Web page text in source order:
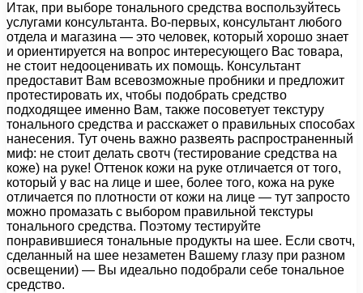
Итак, при выборе тонального средства воспользуйтесь
услугами консультанта. Во-первых, консультант любого
отдела и магазина — это человек, который хорошо знает
и ориентируется на вопрос интересующего Вас товара,
не стоит недооценивать их помощь. Консультант
предоставит Вам всевозможные пробники и предложит
протестировать их, чтобы подобрать средство
подходящее именно Вам, также посоветует текстуру
тонального средства и расскажет о правильных способах
нанесения. Тут очень важно развеять распространенный
миф: не стоит делать свотч (тестирование средства на
коже) на руке! Оттенок кожи на руке отличается от того,
который у вас на лице и шее, более того, кожа на руке
отличается по плотности от кожи на лице — тут запросто
можно промазать с выбором правильной текстуры
тонального средства. Поэтому тестируйте
понравившиеся тональные продукты на шее. Если свотч,
сделанный на шее незаметен Вашему глазу при разном
освещении) — Вы идеально подобрали себе тональное
средство.